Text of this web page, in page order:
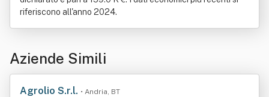
riferiscono all'anno 2024.
Aziende Simili
Agrolio S.r.l. • Andria, BT